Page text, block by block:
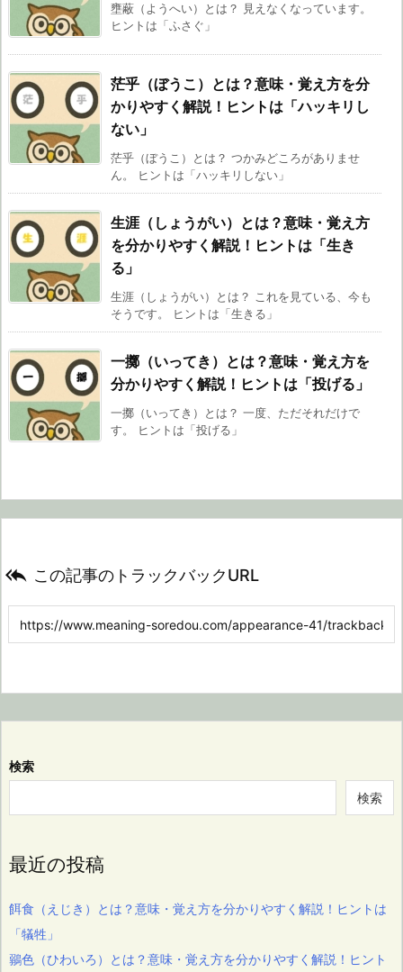
壅蔽（ようへい）とは？ 見えなくなっています。
ヒントは「ふさぐ」
茫乎（ぼうこ）とは？意味・覚え方を分
かりやすく解説！ヒントは「ハッキリし
ない」
茫乎（ぼうこ）とは？ つかみどころがありませ
ん。 ヒントは「ハッキリしない」
生涯（しょうがい）とは？意味・覚え方
を分かりやすく解説！ヒントは「生き
る」
生涯（しょうがい）とは？ これを見ている、今も
そうです。 ヒントは「生きる」
一擲（いってき）とは？意味・覚え方を
分かりやすく解説！ヒントは「投げる」
一擲（いってき）とは？ 一度、ただそれだけで
す。 ヒントは「投げる」
 この記事のトラックバックURL
検索
検索
最近の投稿
餌食（えじき）とは？意味・覚え方を分かりやすく解説！ヒントは
「犠牲」
鶸色（ひわいろ）とは？意味・覚え方を分かりやすく解説！ヒント